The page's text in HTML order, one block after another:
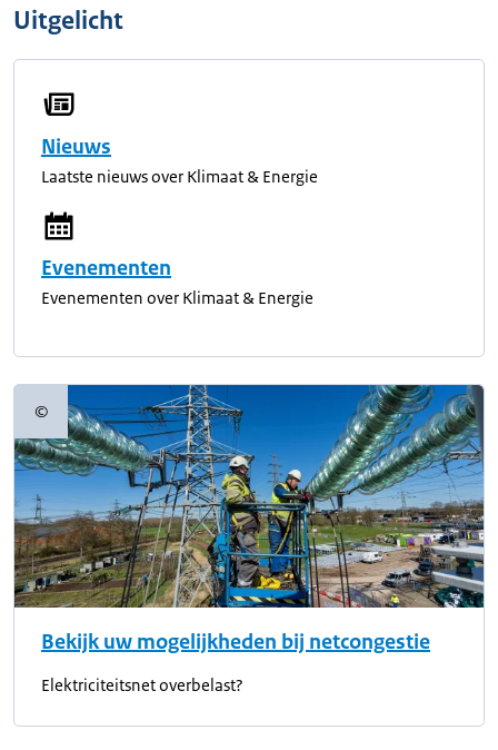
Uitgelicht
Nieuws
Laatste nieuws over Klimaat & Energie
Evenementen
Evenementen over Klimaat & Energie
©Copyrightinformatie
Bekijk uw mogelijkheden bij netcongestie
Elektriciteitsnet overbelast?